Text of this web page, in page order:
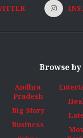
Browse
Andhra
Pradesh
Big Story
Business